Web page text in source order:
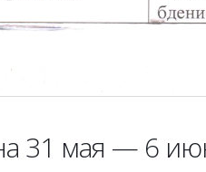
31 мая — 6